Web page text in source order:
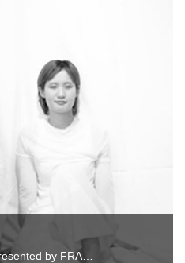
by FRA…